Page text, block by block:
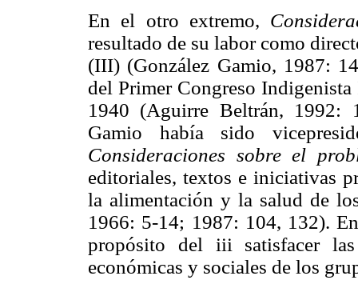
En el otro extremo,
resultado de su labor como
(III) (González Gamio, 1987:
del Primer Congreso Indigenista
1940 (Aguirre Beltrán, 1992:
Gamio había sido
Consideraciones sobre el
editoriales, textos e iniciativas
la alimentación y la salud de
1966: 5-14; 1987: 104, 132).
propósito del iii satisfacer las
económicas y sociales de los